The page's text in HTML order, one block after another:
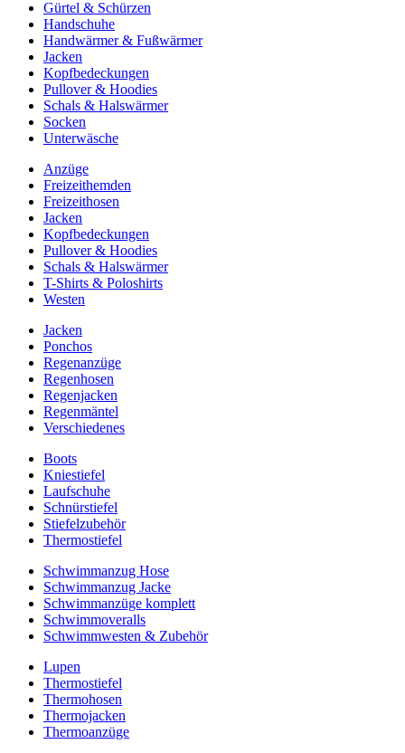
Gürtel & Schürzen
Handschuhe
Handwärmer & Fußwärmer
Jacken
Kopfbedeckungen
Pullover & Hoodies
Schals & Halswärmer
Socken
Unterwäsche
Anzüge
Freizeithemden
Freizeithosen
Jacken
Kopfbedeckungen
Pullover & Hoodies
Schals & Halswärmer
T-Shirts & Poloshirts
Westen
Jacken
Ponchos
Regenanzüge
Regenhosen
Regenjacken
Regenmäntel
Verschiedenes
Boots
Kniestiefel
Laufschuhe
Schnürstiefel
Stiefelzubehör
Thermostiefel
Schwimmanzug Hose
Schwimmanzug Jacke
Schwimmanzüge komplett
Schwimmoveralls
Schwimmwesten & Zubehör
Lupen
Thermostiefel
Thermohosen
Thermojacken
Thermoanzüge